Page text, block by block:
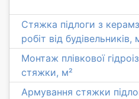
Стяжка підлоги з
робіт від будівельників,
Монтаж плівкової
стяжки, м²
Армування стяжки